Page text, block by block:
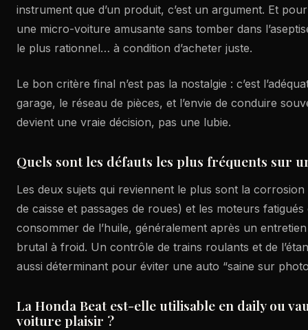
instrument que d’un produit, c’est un argument. Et
une micro-voiture amusante sans tomber dans
le plus rationnel… à condition d’acheter juste.
Le bon critère final n’est pas la nostalgie : c’est
garage, le réseau de pièces, et l’envie de conduire
devient une vraie décision, pas une lubie.
Quels sont les défauts les plus fréquents sur
Les deux sujets qui reviennent le plus sont la
de caisse et passages de roues) et les moteurs
consommer de l’huile, généralement après un
brutal à froid. Un contrôle de trains roulants et de
aussi déterminant pour éviter une auto “saine sur
La Honda Beat est-elle utilisable en daily ou
voiture plaisir ?